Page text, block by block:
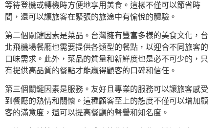
等待登機或轉機時方便地享用美食。這樣不僅可以節省時
間，還可以讓旅客在緊張的旅途中有愉悅的體驗。
第二個關鍵因素是菜品。台灣擁有豐富多樣的美食文化，台
北飛機場餐廳也需要提供各類型的餐點，以迎合不同旅客的
口味需求。此外，菜品的質量和新鮮度也是必不可少的，只
有提供高品質的餐點才能贏得顧客的口碑和信任。
第三個關鍵因素是服務。友好且專業的服務可以讓旅客感受
到餐廳的熱情和關懷。這種顧客至上的態度不僅可以增加顧
客的滿意度，還可以提高餐廳的聲譽和知名度。